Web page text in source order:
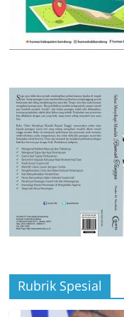
Rubrik Spesial